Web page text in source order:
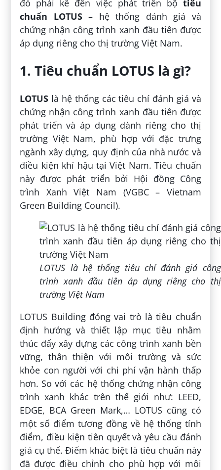
đó phải kể đến việc phát triển bộ tiêu
chuẩn LOTUS– hệ thống đánh giá và
chứng nhận công trình xanh đầu tiên được
áp dụng riêng cho thị trường Việt Nam.
1. Tiêu chuẩn LOTUS là gì?
LOTUS là hệ thống các tiêu chí đánh giá và
chứng nhận công trình xanh đầu tiên được
phát triển và áp dụng dành riêng cho thị
trường Việt Nam, phù hợp với đặc trưng
ngành xây dựng, quy định của nhà nước và
điều kiện khí hậu tại Việt Nam. Tiêu chuẩn
này được phát triển bởi Hội đồng Công
trình Xanh Việt Nam (VGBC – Vietnam
Green Building Council).
LOTUS là hệ thống tiêu chí đánh giá công
trình xanh đầu tiên áp dụng riêng cho thị
trường Việt Nam
LOTUS Building đóng vai trò là tiêu chuẩn
định hướng và thiết lập mục tiêu nhằm
thúc đẩy xây dựng các công trình xanh bền
vững, thân thiện với môi trường và sức
khỏe con người với chi phí vận hành thấp
hơn. So với các hệ thống chứng nhận công
trình xanh khác trên thế giới như: LEED,
EDGE, BCA Green Mark,… LOTUS cũng có
một số điểm tương đồng về hệ thống tính
điểm, điều kiện tiên quyết và yêu cầu đánh
giá cụ thể. Điểm khác biệt là tiêu chuẩn này
đã được điều chỉnh cho phù hợp với môi